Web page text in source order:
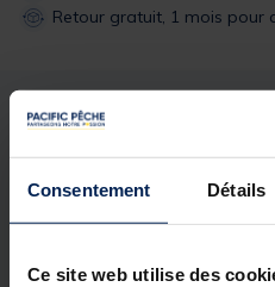
Consentement Détails
Ce site web utilise des
Retour gratuit, 1 mois pour
Description &